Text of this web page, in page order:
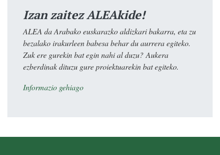
Izan zaitez ALEAkide!
ALEA da Arabako euskarazko aldizkari bakarra, eta zu
bezalako irakurleen babesa behar du aurrera egiteko.
Zuk ere gurekin bat egin nahi al duzu? Aukera
ezberdinak dituzu gure proiektuarekin bat egiteko.
Informazio gehiago